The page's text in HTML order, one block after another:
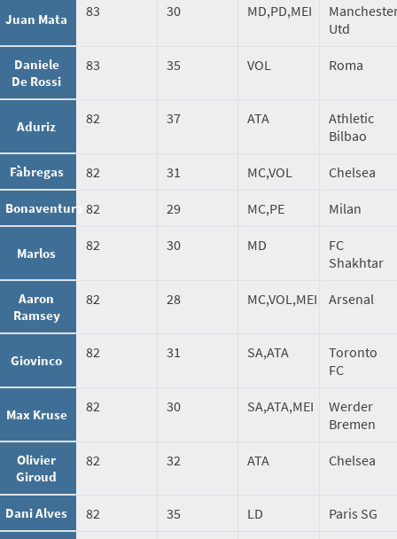
Juan Mata 83 30 MD,PD,MEI
Utd
Daniele
De Rossi
83 35 VOL Roma
Aduriz 82 37 ATA
Athletic
Bilbao
Fàbregas 82 31 MC,VOL Chelsea
Bonaventura 82 29 MC,PE Milan
Marlos 82 30 MD
FC
Shakhtar
Aaron
Ramsey
82 28 MC,VOL,MEI Arsenal
Giovinco 82 31 SA,ATA
Toronto
FC
Max Kruse 82 30 SA,ATA,MEI
Werder
Bremen
Olivier
Giroud
82 32 ATA Chelsea
Dani Alves 82 35 LD Paris SG